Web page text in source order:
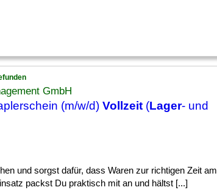
GmbH
(m/w/d) Vollzeit (Lager- und
und sorgst dafür, dass Waren zur richtigen Zeit am
packst Du praktisch mit an und hältst [...]